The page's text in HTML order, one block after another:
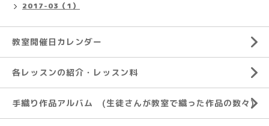
2017-03（1）
教室開催日カレンダー
各レッスンの紹介・レッスン料
手織り作品アルバム (生徒さんが教室で織った作品の数々)